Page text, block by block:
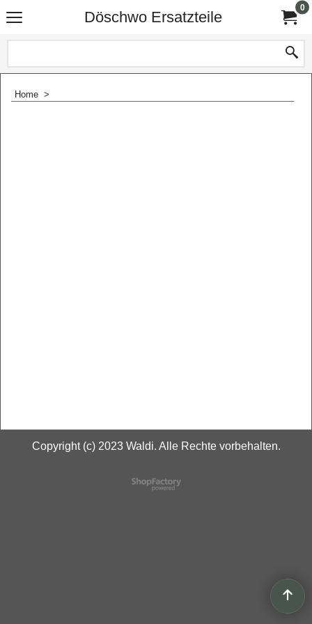
Döschwo Ersatzteile
0
Home >
Copyright (c) 2023 Waldi. Alle Rechte vorbehalten.
WebShop erstellt mit
ShopFactory Shop